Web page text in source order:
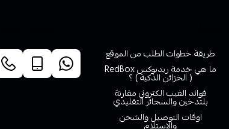
طريقة خطوات الطلب من الموقع
ما هي خدمة ريدبوكس RedBox
( الخزائن الذكية ) ؟
فوائد الفيب الكتروني مقارنة
بلتدخين والسجائر التقليدي
اوقات التوصيل والشحن
والاستلام